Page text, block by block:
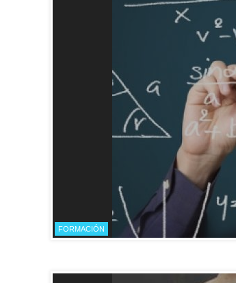
FORMACIÓN